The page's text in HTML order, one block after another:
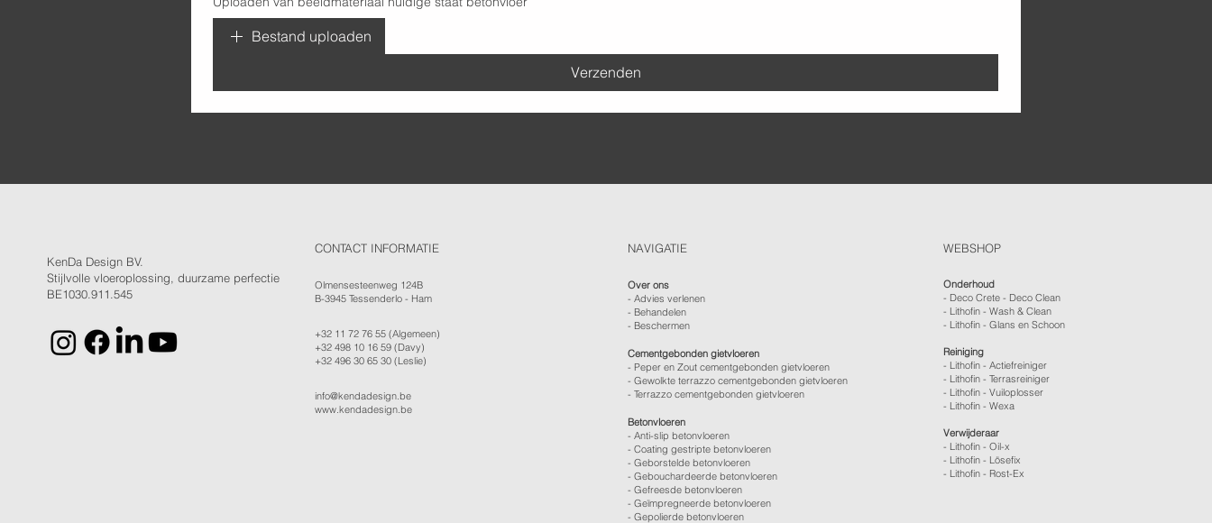
Bestand uploaden
Verzenden
KenDa Design BV.
Stijlvolle vloeroplossing, duurzame perfectie
BE1030.911.545
CONTACT INFORMATIE
Olmensesteenweg 124B
B-3945 Tessenderlo - Ham
+32 11 72 76 55 (Algemeen)
+32 498 10 16 59 (Davy)
+32 496 30 65 30 (Leslie)
info@kendadesign.be
www.kendadesign.be
NAVIGATIE
Over ons
-Advies verlenen
- Behandelen
- Beschermen
Cementgebonden gietvloeren
- Peper en Zout cementgebonden gietvloeren
- Gewolkte terrazzo cementgebonden gietvloeren
- Terrazzo cementgebonden gietvloeren
Betonvloeren
-Anti-slip betonvloeren
-Coating gestripte betonvloeren
-Geborstelde betonvloeren
-Gebouchardeerde betonvloeren
-Gefreesde betonvloeren
-Geïmpregneerde betonvloeren
-Gepolierde betonvloeren
WEBSHOP
Onderhoud
- Deco Crete - Deco Clean
- Lithofin - Wash & Clean
- Lithofin - Glans en Schoon
Reiniging
- Lithofin - Actiefreiniger
- Lithofin - Terrasreiniger
- Lithofin - Vuiloplosser
- Lithofin - Wexa
Verwijderaar
- Lithofin - Oil-x
- Lithofin - Lösefix
- Lithofin - Rost-Ex